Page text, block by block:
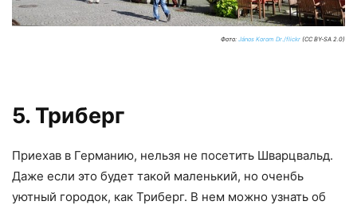
Фото: János Korom Dr./flickr (CC BY-SA 2.0)
5. Триберг
Приехав в Германию, нельзя не посетить Шварцвальд.
Даже если это будет такой маленький, но оченбь
уютный городок, как Триберг. В нем можно узнать об